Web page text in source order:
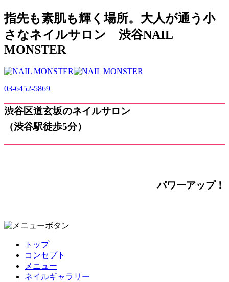
指先も素肌も輝く場所。大人が通う小
さなネイルサロン 渋谷NAIL
MONSTER
03-6452-5869
渋谷区道玄坂のネイルサロン
（渋谷駅徒歩5分）
パワーアップ！
トップ
コンセプト
メニュー
ネイルギャラリー